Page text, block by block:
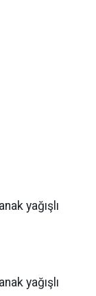
yağışlı
yağışlı